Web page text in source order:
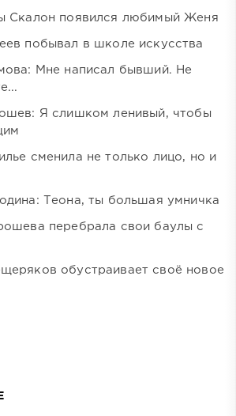
Скалон появился любимый Женя
побывал в школе искусства
Мне написал бывший. Не
Я слишком ленивый, чтобы
сменила не только лицо, но и
Теона, ты большая умничка
перебрала свои баулы с
обустраивает своё новое